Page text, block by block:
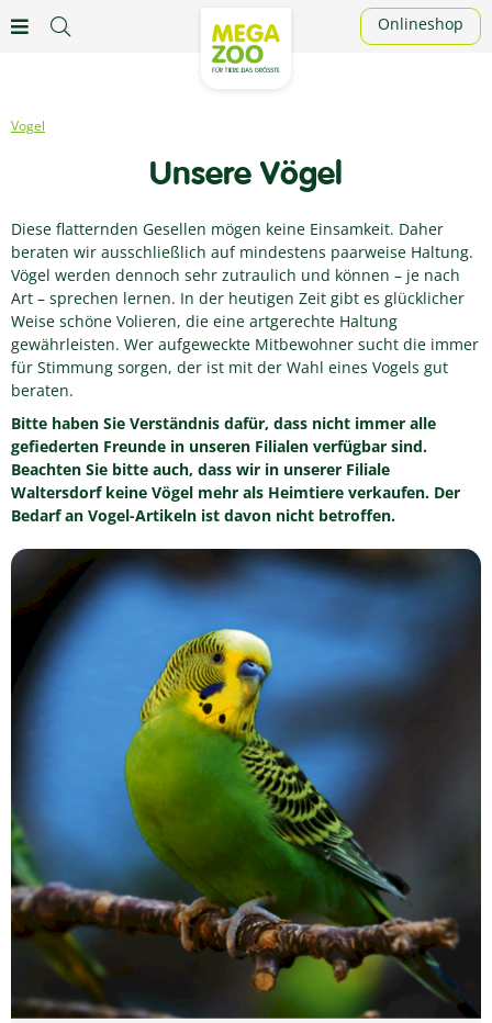
Onlineshop
Vogel
Unsere Vögel
Diese flatternden Gesellen mögen keine Einsamkeit. Daher
beraten wir ausschließlich auf mindestens paarweise Haltung.
Vögel werden dennoch sehr zutraulich und können – je nach
Art – sprechen lernen. In der heutigen Zeit gibt es glücklicher
Weise schöne Volieren, die eine artgerechte Haltung
gewährleisten. Wer aufgeweckte Mitbewohner sucht die immer
für Stimmung sorgen, der ist mit der Wahl eines Vogels gut
beraten.
Bitte haben Sie Verständnis dafür, dass nicht immer alle
gefiederten Freunde in unseren Filialen verfügbar sind.
Beachten Sie bitte auch, dass wir in unserer Filiale
Waltersdorf keine Vögel mehr als Heimtiere verkaufen. Der
Bedarf an Vogel-Artikeln ist davon nicht betroffen.